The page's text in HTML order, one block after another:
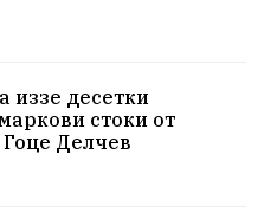
Добро дело
Апостолов
иззе десетки
стоки от
Делчев